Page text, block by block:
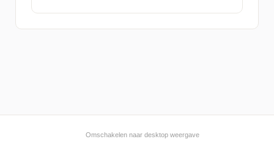
Omschakelen naar desktop weergave